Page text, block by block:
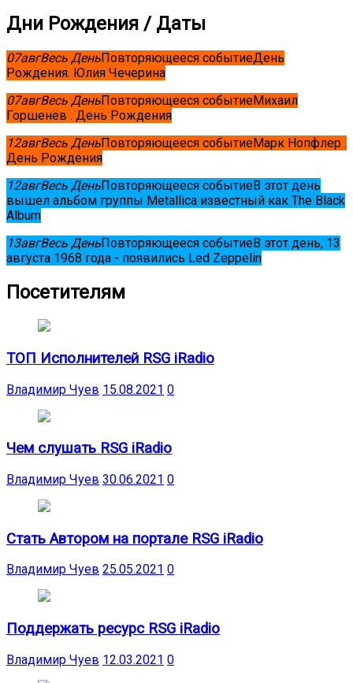
Дни Рождения / Даты
07авгВесь ДеньПовторяющееся событиеДень
Рождения. Юлия Чечерина
07авгВесь ДеньПовторяющееся событиеМихаил
Горшенёв . День Рождения
12авгВесь ДеньПовторяющееся событиеМарк Нопфлер .
День Рождения
12авгВесь ДеньПовторяющееся событиеВ этот день
вышел альбом группы Metallica известный как The Black
Album
13авгВесь ДеньПовторяющееся событиеВ этот день, 13
августа 1968 года - появились Led Zeppelin
Посетителям
ТОП Исполнителей RSG iRadio
Владимир Чуев 15.08.2021 0
Чем слушать RSG iRadio
Владимир Чуев 30.06.2021 0
Стать Автором на портале RSG iRadio
Владимир Чуев 25.05.2021 0
Поддержать ресурс RSG iRadio
Владимир Чуев 12.03.2021 0